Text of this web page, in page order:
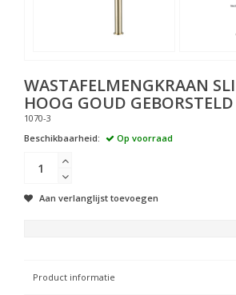
WASTAFELMENGKRAAN
HOOG GOUD GEBORSTELD
1070-3
Beschikbaarheid:
Op voorraad
Aan verlanglijst toevoegen
Product informatie